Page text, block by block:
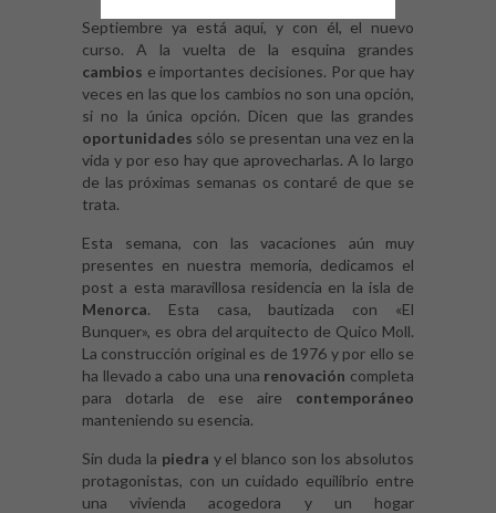
Septiembre ya está aquí, y con él, el nuevo
curso. A la vuelta de la esquina grandes
cambios e importantes decisiones. Por que hay
veces en las que los cambios no son una opción,
si no la única opción. Dicen que las grandes
oportunidades sólo se presentan una vez en la
vida y por eso hay que aprovecharlas. A lo largo
de las próximas semanas os contaré de que se
trata.
Esta semana, con las vacaciones aún muy
presentes en nuestra memoria, dedicamos el
post a esta maravillosa residencia en la isla de
Menorca. Esta casa, bautizada con «El
Bunquer», es obra del arquitecto de Quico Moll.
La construcción original es de 1976 y por ello se
ha llevado a cabo una una renovación completa
para dotarla de ese aire contemporáneo
manteniendo su esencia.
Sin duda la piedra y el blanco son los absolutos
protagonistas, con un cuidado equilibrio entre
una vivienda acogedora y un hogar